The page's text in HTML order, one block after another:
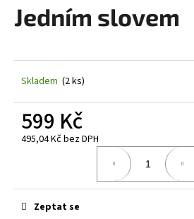
produktu
je
5
hvězdiček.
Jedním slovem
Skladem (2 ks)
599 Kč
495,04 Kč bez DPH
Zeptat se
HLEDAT
o
p